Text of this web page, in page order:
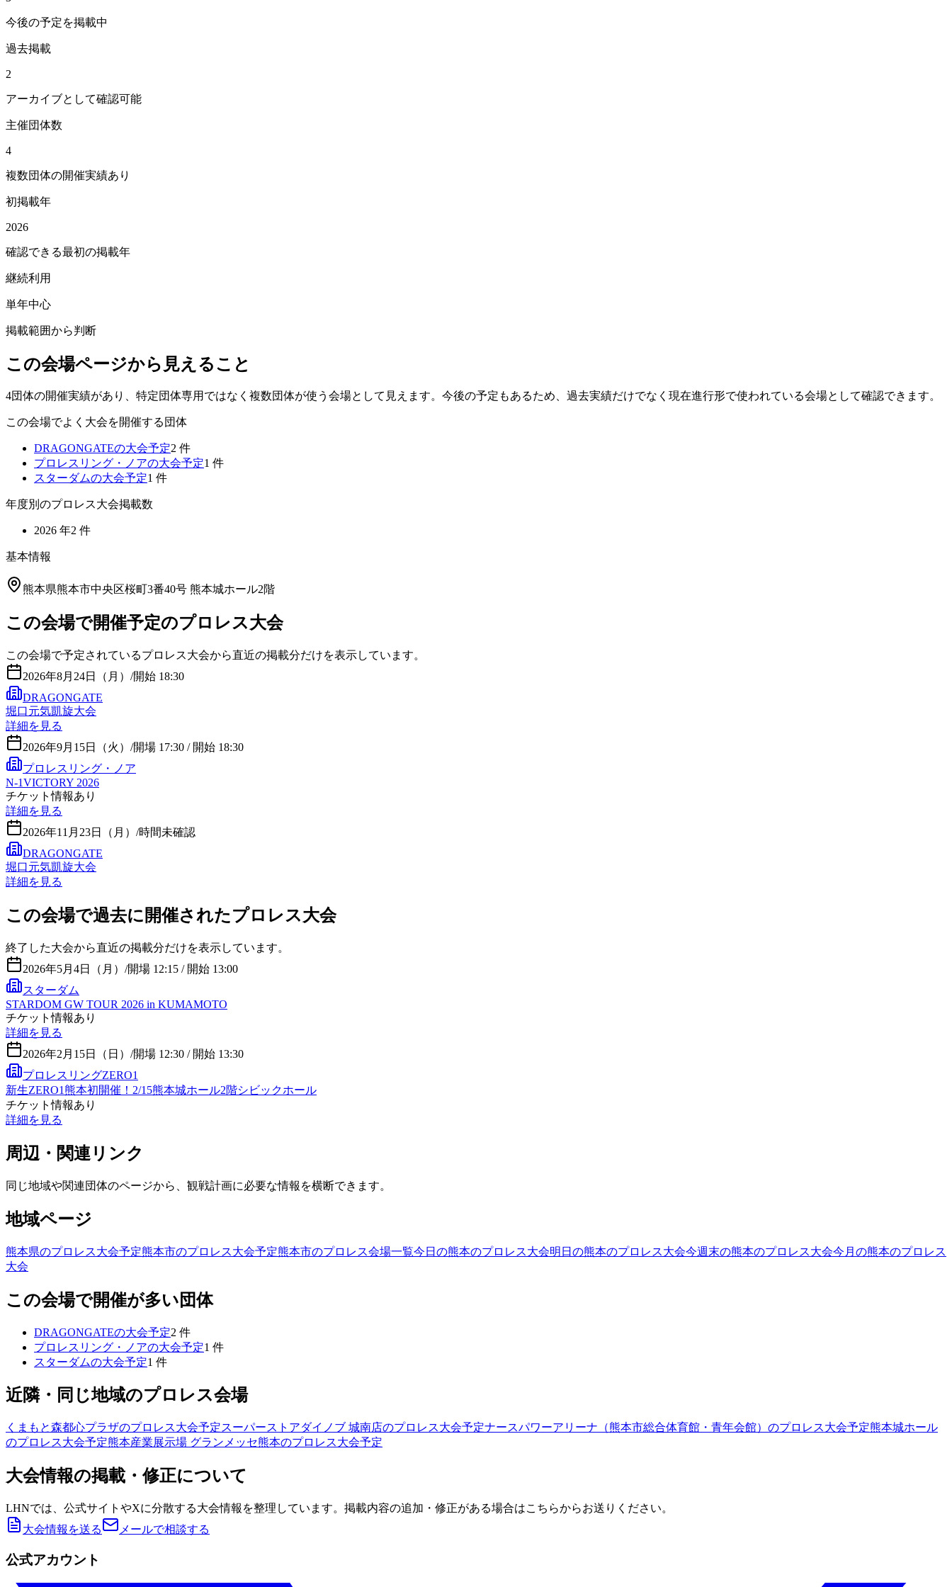
今後の予定を掲載中
過去掲載
2
アーカイブとして確認可能
主催団体数
4
複数団体の開催実績あり
初掲載年
2026
確認できる最初の掲載年
継続利用
単年中心
掲載範囲から判断
この会場ページから見えること
4団体の開催実績があり、特定団体専用ではなく複数団体が使う会場として見えます。今後の予定もあるため、過去実績だけでなく現在進行形で使われている会場として確認できます。
この会場でよく大会を開催する団体
DRAGONGATEの大会予定2 件
プロレスリング・ノアの大会予定1 件
スターダムの大会予定1 件
年度別のプロレス大会掲載数
2026 年2 件
基本情報
熊本県熊本市中央区桜町3番40号 熊本城ホール2階
この会場で開催予定のプロレス大会
この会場で予定されているプロレス大会から直近の掲載分だけを表示しています。
2026年8月24日（月） /開始 18:30
DRAGONGATE
堀口元気凱旋大会
詳細を見る
2026年9月15日（火） /開場 17:30 / 開始 18:30
プロレスリング・ノア
N-1VICTORY 2026
チケット情報あり
詳細を見る
2026年11月23日（月） /時間未確認
DRAGONGATE
堀口元気凱旋大会
詳細を見る
この会場で過去に開催されたプロレス大会
終了した大会から直近の掲載分だけを表示しています。
2026年5月4日（月） /開場 12:15 / 開始 13:00
スターダム
STARDOM GW TOUR 2026 in KUMAMOTO
チケット情報あり
詳細を見る
2026年2月15日（日） /開場 12:30 / 開始 13:30
プロレスリングZERO1
新生ZERO1熊本初開催！2/15熊本城ホール2階シビックホール
チケット情報あり
詳細を見る
周辺・関連リンク
同じ地域や関連団体のページから、観戦計画に必要な情報を横断できます。
地域ページ
熊本県のプロレス大会予定熊本市のプロレス大会予定熊本市のプロレス会場一覧今日の熊本のプロレス大会明日の熊本のプロレス大会今週末の熊本のプロレス大会今月の熊本のプロレス
大会
この会場で開催が多い団体
DRAGONGATEの大会予定2 件
プロレスリング・ノアの大会予定1 件
スターダムの大会予定1 件
近隣・同じ地域のプロレス会場
くまもと森都心プラザのプロレス大会予定スーパーストアダイノブ 城南店のプロレス大会予定ナースパワーアリーナ（熊本市総合体育館・青年会館） のプロレス大会予定熊本城ホール
のプロレス大会予定熊本産業展示場 グランメッセ熊本のプロレス大会予定
大会情報の掲載・修正について
LHNでは、公式サイトやXに分散する大会情報を整理しています。掲載内容の追加・修正がある場合はこちらからお送りください。
大会情報を送る
メールで相談する
公式アカウント